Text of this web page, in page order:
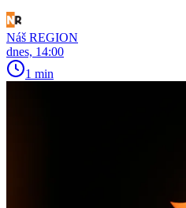
Náš REGION
dnes, 14:00
1 min